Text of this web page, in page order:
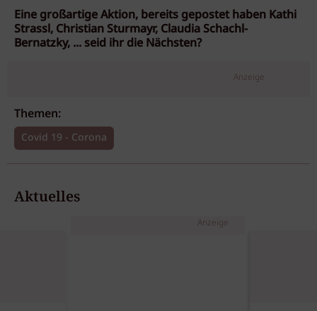
Eine großartige Aktion, bereits gepostet haben Kathi
Strassl, Christian Sturmayr, Claudia Schachl-
Bernatzky, ... seid ihr die Nächsten?
Anzeige
Themen:
Covid 19 - Corona
Aktuelles
Anzeige